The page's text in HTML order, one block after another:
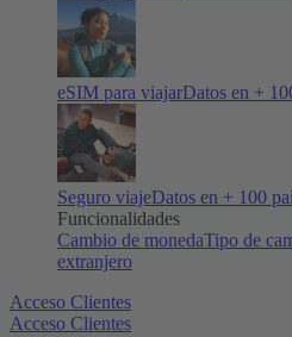
eSIM para viajarDatos en +
Seguro viajeDatos en + 100
Funcionalidades
Cambio de monedaTipo de
extranjero
Acceso Clientes
Acceso Clientes